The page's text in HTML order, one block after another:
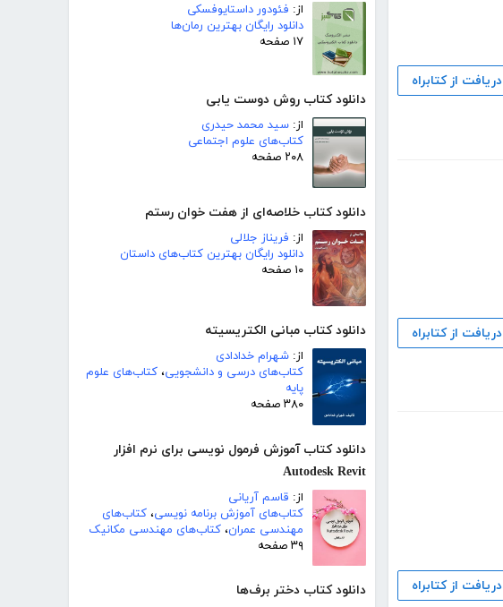
از: فئودور داستایوفسکی
دانلود رایگان بهترین رمان‌ها
۱۷ صفحه
دانلود کتاب روش دوست یابی
از: سید محمد حیدری
کتاب‌های علوم اجتماعی
۲۰۸ صفحه
دانلود کتاب خلاصه‌ای از هفت خوان رستم
از: فریناز جلالی
دانلود رایگان بهترین کتاب‌های داستان
۱۰ صفحه
دانلود کتاب مبانی الکتریسیته
از: شهرام خدادادی
کتاب‌های درسی و دانشجویی، کتاب‌های علوم
پایه
۳۸۰ صفحه
دانلود کتاب آموزش فرمول نویسی برای نرم افزار
Autodesk Revit
از: قاسم آریانی
کتاب‌های آموزش برنامه نویسی، کتاب‌های
مهندسی عمران، کتاب‌های مهندسی مکانیک
۳۹ صفحه
دانلود کتاب دختر برف‌ها
دریافت از کتابراه
دریافت از کتابراه
دریافت از کتابراه